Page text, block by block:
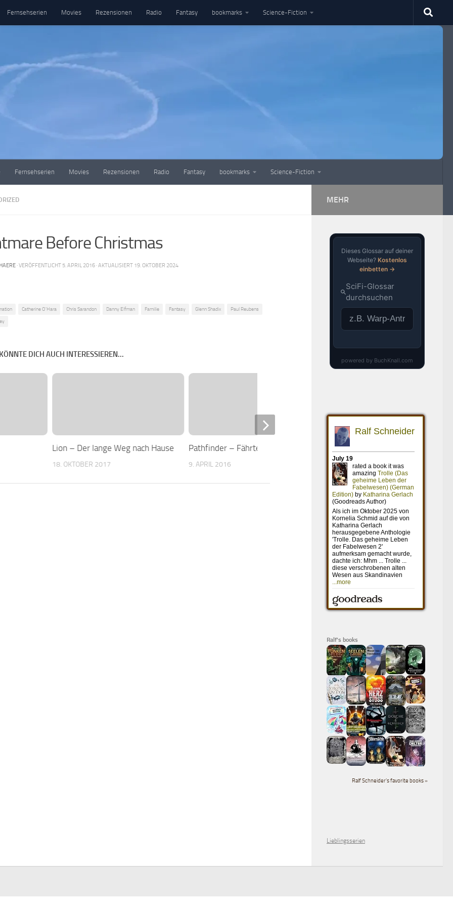
Fernsehserien Movies Rezensionen Radio Fantasy bookmarks Science-Fiction
Fernsehserien Movies Rezensionen Radio Fantasy bookmarks Science-Fiction
Before Christmas
· VERÖFFENTLICHT 5. APRIL 2016 · AKTUALISIERT 19. OKTOBER 2024
Catherine O'Hara Chris Sarandon Danny Elfman Familie Fantasy Glenn Shadix Paul Reubens
DICH AUCH INTERESSIEREN...
Lion – Der lange Weg nach Hause
18. OKTOBER 2017
Pathfinder – Fährte des Kriegers
9. APRIL 2016
Big Game – Die Jagd beginnt
16. FEBRUAR 2018
MEHR
Ralf's books
Ralf Schneider's favorite books »
Lieblingsserien